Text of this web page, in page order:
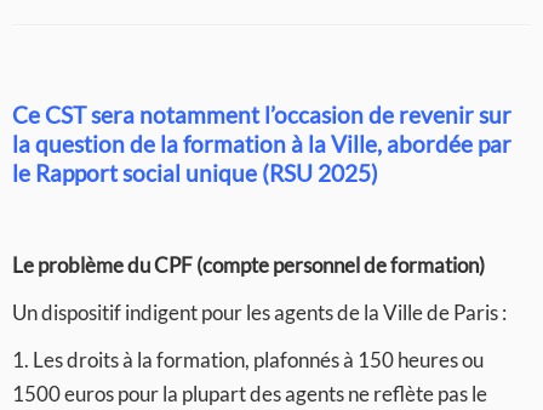
Ce CST sera notamment l’occasion de revenir sur
la question de la formation à la Ville, abordée par
le Rapport social unique (RSU 2025)
Le problème du CPF (compte personnel de formation)
Un dispositif indigent pour les agents de la Ville de Paris :
1. Les droits à la formation, plafonnés à 150 heures ou
1500 euros pour la plupart des agents ne reflète pas le